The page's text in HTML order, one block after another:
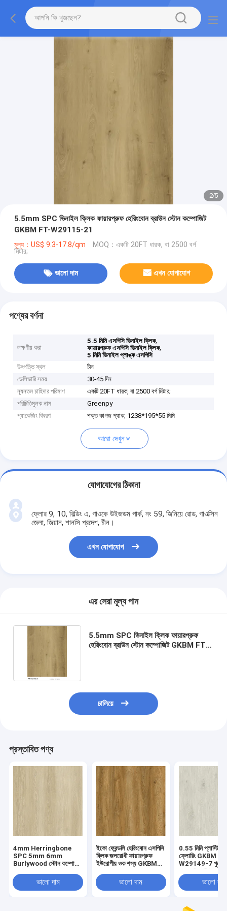
2/5
5.5mm SPC ভিনাইল ক্লিক ফায়ারপ্রুফ হেরিংবোন ব্রাউন স্টোন কম্পোজিট
GKBM FT-W29115-21
মূল্য：US$ 9.3-17.8/qm MOQ：একটি 20FT ধারক, বা 2500 বর্গ
মিটার;
ভালো দাম এখন যোগাযোগ
পণ্যের বর্ণনা
লক্ষণীয় করা
5.5 মিমি এসপিসি ভিনাইল ক্লিক,
ফায়ারপ্রুফ এসপিসি ভিনাইল ক্লিক,
5 মিমি ভিনাইল প্লাঙ্ক এসপিসি
উৎপত্তি স্থল
চীন
ডেলিভারি সময়
30-45 দিন
ন্যূনতম চাহিদার পরিমাণ
একটি 20FT ধারক, বা 2500 বর্গ মিটার;
পরিচিতিমুলক নাম
Greenpy
প্যাকেজিং বিবরণ
শক্ত কাগজ প্যাক; 1238*195*55 মিমি
আরো দেখুন
যোগাযোগের ঠিকানা
ফ্লোর 9, 10, বিল্ডিং এ, গাওকে উইজডম পার্ক, নং 59, জিনিয়ে রোড, গাওক্সিন
জেলা, জিয়ান, শানসি প্রদেশ, চীন।
এখন যোগাযোগ
এর সেরা মূল্য পান
5.5mm SPC ভিনাইল ক্লিক ফায়ারপ্রুফ
হেরিংবোন ব্রাউন স্টোন কম্পোজিট GKBM FT-
চালিয়ে
প্রস্তাবিত পণ্য
4mm Herringbone
SPC 5mm 6mm
Burlywood স্টোন কম্পোজিট
ভালো দাম
ইকো ফ্রেন্ডলি হেরিংবোন এসপিসি
ক্লিক জলরোধী ফায়ারপ্রুফ
ইউরোপীয় ওক শস্য GKBM
ভালো দাম
0.55 মিমি প্লাস্টিক
ফ্লোরিং GKBM
W29149-7
ভালো দাম